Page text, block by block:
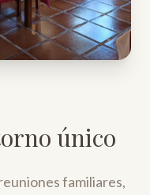
único
familiares,